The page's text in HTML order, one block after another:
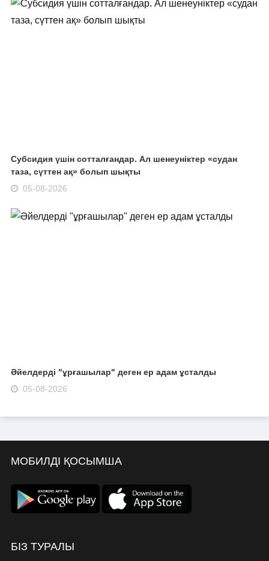
Субсидия үшін сотталғандар. Ал шенеуніктер «судан
таза, сүттен ақ» болып шықты
05-08-2026
Әйелдерді "ұрғашылар" деген ер адам ұсталды
05-08-2026
МОБИЛДІ ҚОСЫМША
БІЗ ТУРАЛЫ